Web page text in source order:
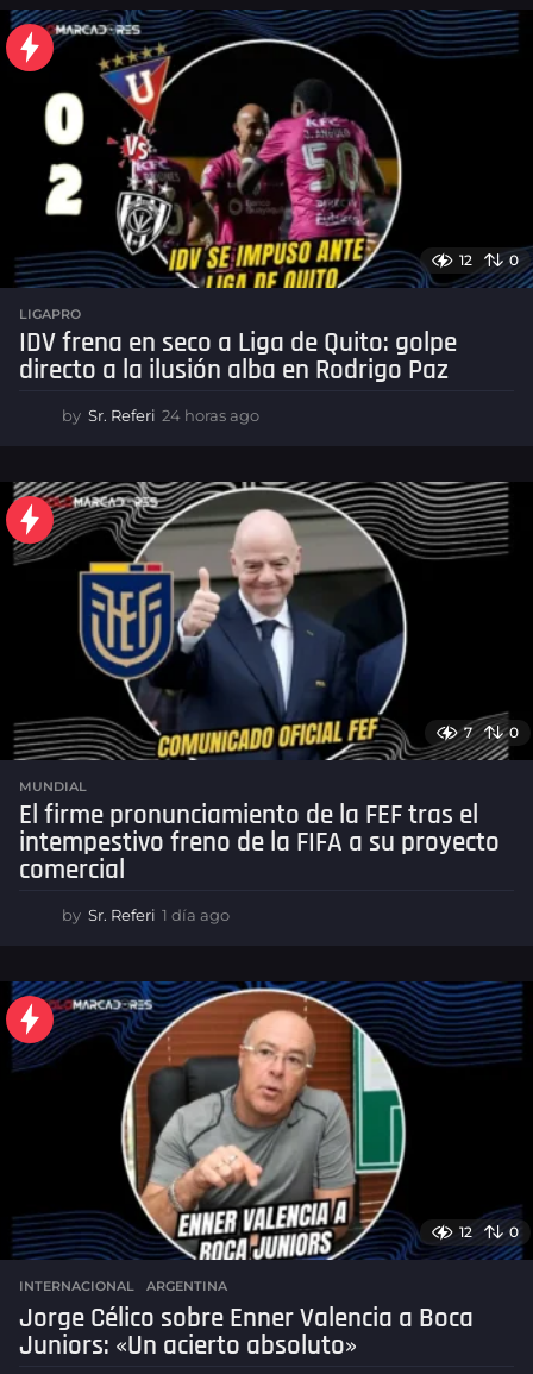
o
r
a
g
o
12 0
LIGAPRO
IDV frena en seco a Liga de Quito: golpe
directo a la ilusión alba en Rodrigo Paz
by Sr. Referi 24 horas ago
o
r
s
a
g
o
7 0
MUNDIAL
El firme pronunciamiento de la FEF tras el
intempestivo freno de la FIFA a su proyecto
comercial
by Sr. Referi 1 día ago
a
o
12 0
INTERNACIONAL ,ARGENTINA
Jorge Célico sobre Enner Valencia a Boca
Juniors: «Un acierto absoluto»